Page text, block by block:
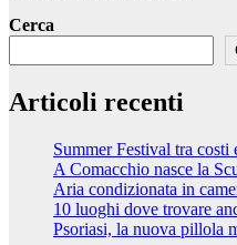
Cerca
Articoli recenti
Summer Festival tra
A Comacchio nasce la
Aria condizionata in
10 luoghi dove trovare
Psoriasi, la nuova pillola